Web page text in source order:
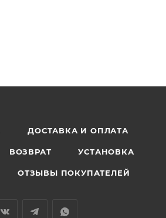
ДОСТАВКА И ОПЛАТА
ВОЗВРАТ УСТАНОВКА
ОТЗЫВЫ ПОКУПАТЕЛЕЙ